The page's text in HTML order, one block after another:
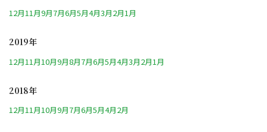
12月11月9月7月6月5月4月3月2月1月
2019年
12月11月10月9月8月7月6月5月4月3月2月1月
2018年
12月11月10月9月7月6月5月4月2月